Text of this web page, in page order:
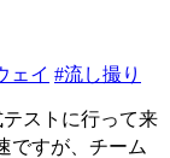
ェイ #流し撮り
ストに行って来
ですが、チーム